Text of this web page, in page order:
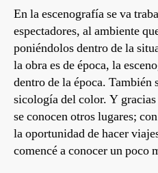
En la escenografía se va
espectadores, al ambiente
poniéndolos dentro de la
la obra es de época, la
dentro de la época. También
sicología del color. Y
se conocen otros lugares;
la oportunidad de hacer
comencé a conocer un poco